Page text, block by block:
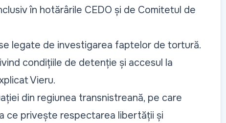
în hotărârile CEDO și de Comitetul de
legate de investigarea faptelor de tortură.
condițiile de detenție și accesul la
Vieru.
din regiunea transnistreană, pe care
ce privește respectarea libertății și